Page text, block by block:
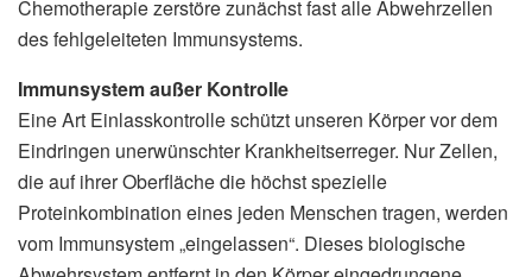
Chemotherapie zerstöre zunächst fast alle Abwehrzellen
des fehlgeleiteten Immunsystems.
Immunsystem außer Kontrolle
Eine Art Einlasskontrolle schützt unseren Körper vor dem
Eindringen unerwünschter Krankheitserreger. Nur Zellen,
die auf ihrer Oberfläche die höchst spezielle
Proteinkombination eines jeden Menschen tragen, werden
vom Immunsystem „eingelassen“. Dieses biologische